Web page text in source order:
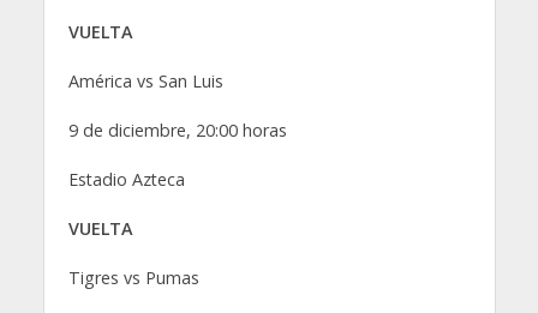
VUELTA
América vs San Luis
9 de diciembre, 20:00 horas
Estadio Azteca
VUELTA
Tigres vs Pumas